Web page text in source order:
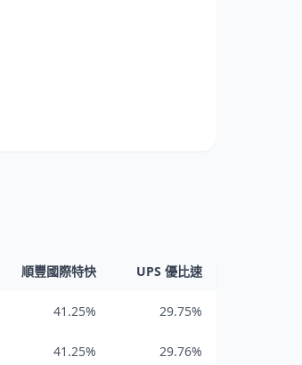
順豐國際特快 UPS 優比速
41.25% 29.75%
41.25% 29.76%